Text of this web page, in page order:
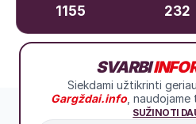
1155 232
+370
SVARBI
Siekdami užtikrinti
Gargždai.info, naudojame
SUŽINOTI